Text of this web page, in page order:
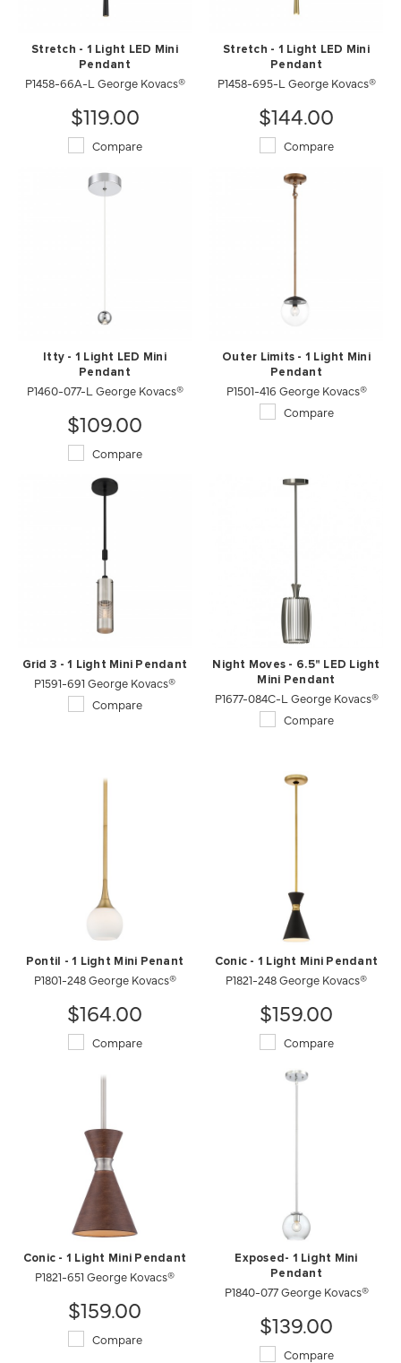
Stretch - 1 Light LED Mini
Pendant
P1458-66A-L George Kovacs®
$119.00
Compare
Stretch - 1 Light LED Mini
Pendant
P1458-695-L George Kovacs®
$144.00
Compare
Itty - 1 Light LED Mini
Pendant
P1460-077-L George Kovacs®
$109.00
Compare
Outer Limits - 1 Light Mini
Pendant
P1501-416 George Kovacs®
Compare
Grid 3 - 1 Light Mini Pendant
P1591-691 George Kovacs®
Compare
Night Moves - 6.5" LED Light
Mini Pendant
P1677-084C-L George Kovacs®
Compare
Pontil - 1 Light Mini Penant
P1801-248 George Kovacs®
$164.00
Compare
Conic - 1 Light Mini Pendant
P1821-248 George Kovacs®
$159.00
Compare
Conic - 1 Light Mini Pendant
P1821-651 George Kovacs®
$159.00
Compare
Exposed- 1 Light Mini
Pendant
P1840-077 George Kovacs®
$139.00
Compare